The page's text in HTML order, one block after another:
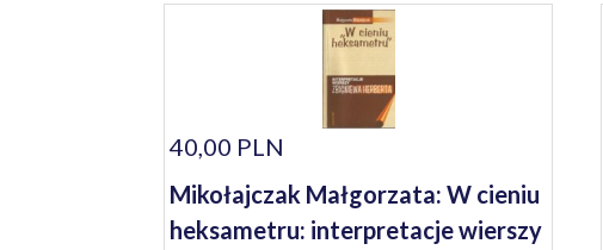
40,00 PLN
Mikołajczak Małgorzata: W cieniu
heksametru: interpretacje wierszy